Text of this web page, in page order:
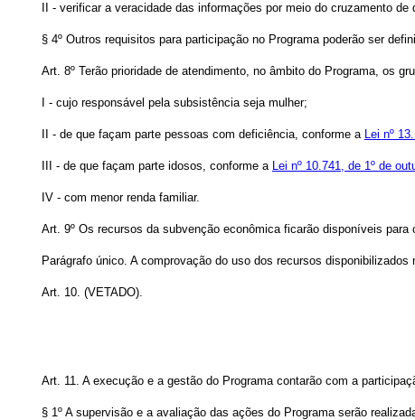
II - verificar a veracidade das informações por meio do cruzamento
§ 4º Outros requisitos para participação no Programa poderão ser
Art. 8º Terão prioridade de atendimento, no âmbito do Programa, os
I - cujo responsável pela subsistência seja mulher;
II - de que façam parte pessoas com deficiência, conforme a Lei nº
III - de que façam parte idosos, conforme a Lei nº 10.741, de 1º de
IV - com menor renda familiar.
Art. 9º Os recursos da subvenção econômica ficarão disponíveis
Parágrafo único. A comprovação do uso dos recursos
Art. 10. (VETADO).
Art. 11. A execução e a gestão do Programa contarão com a
§ 1º A supervisão e a avaliação das ações do Programa serão